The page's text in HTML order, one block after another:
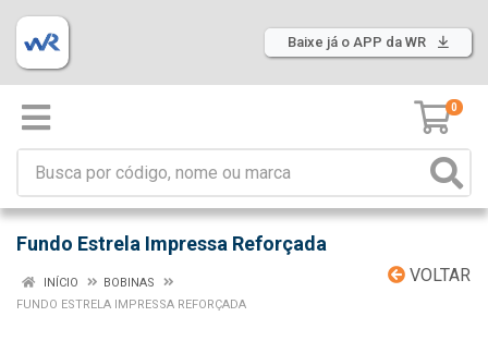
Baixe já o APP da WR
0
Fundo Estrela Impressa Reforçada
VOLTAR
INÍCIO
BOBINAS
FUNDO ESTRELA IMPRESSA REFORÇADA